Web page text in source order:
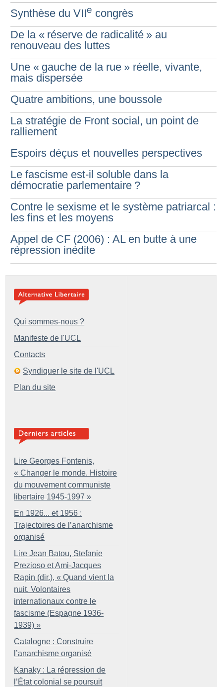
Synthèse du VIIe congrès
De la « réserve de radicalité » au
renouveau des luttes
Une « gauche de la rue » réelle, vivante,
mais dispersée
Quatre ambitions, une boussole
La stratégie de Front social, un point de
ralliement
Espoirs déçus et nouvelles perspectives
Le fascisme est-il soluble dans la
démocratie parlementaire ?
Contre le sexisme et le système patriarcal :
les fins et les moyens
Appel de CF (2006) : AL en butte à une
répression inédite
Qui sommes-nous ?
Manifeste de l'UCL
Contacts
Syndiquer le site de l'UCL
Plan du site
Lire Georges Fontenis,
« Changer le monde. Histoire
du mouvement communiste
libertaire 1945-1997 »
En 1926... et 1956 :
Trajectoires de l’anarchisme
organisé
Lire Jean Batou, Stefanie
Prezioso et Ami-Jacques
Rapin (dir.), « Quand vient la
nuit. Volontaires
internationaux contre le
fascisme (Espagne 1936-
1939) »
Catalogne : Construire
l’anarchisme organisé
Kanaky : La répression de
l’État colonial se poursuit